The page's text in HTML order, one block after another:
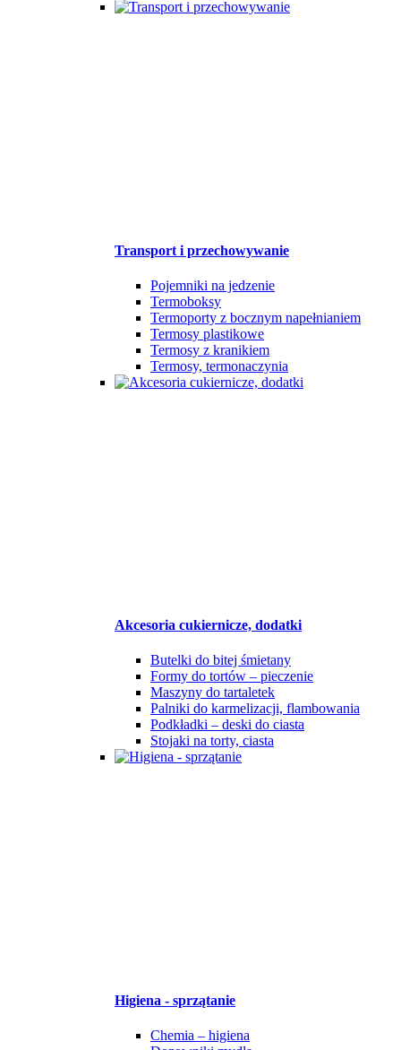
Transport i przechowywanie
Pojemniki na jedzenie
Termoboksy
Termoporty z bocznym napełnianiem
Termosy plastikowe
Termosy z kranikiem
Termosy, termonaczynia
Akcesoria cukiernicze, dodatki
Butelki do bitej śmietany
Formy do tortów – pieczenie
Maszyny do tartaletek
Palniki do karmelizacji, flambowania
Podkładki – deski do ciasta
Stojaki na torty, ciasta
Higiena - sprzątanie
Chemia – higiena